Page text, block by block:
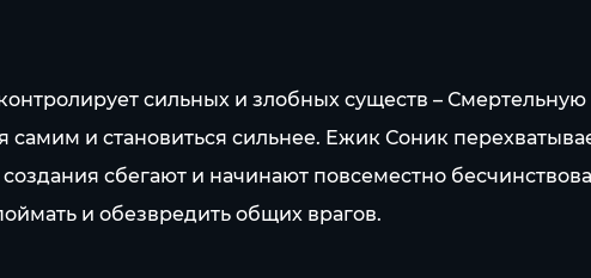
сильных и злобных существ –
и становиться сильнее. Ежик Соник
сбегают и начинают повсеместно
и обезвредить общих врагов.